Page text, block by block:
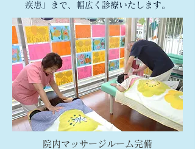
疾患」まで、幅広く診療いたします。
院内マッサージルーム完備